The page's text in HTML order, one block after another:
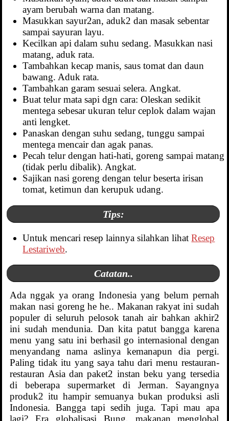
ayam berubah warna dan matang.
Masukkan sayur2an, aduk2 dan masak sebentar
sampai sayuran layu.
Kecilkan api dalam suhu sedang. Masukkan nasi
matang, aduk rata.
Tambahkan kecap manis, saus tomat dan daun
bawang. Aduk rata.
Tambahkan garam sesuai selera. Angkat.
Buat telur mata sapi dgn cara: Oleskan sedikit
mentega sebesar ukuran telur ceplok dalam wajan
anti lengket.
Panaskan dengan suhu sedang, tunggu sampai
mentega mencair dan agak panas.
Pecah telur dengan hati-hati, goreng sampai matang
(tidak perlu dibalik). Angkat.
Sajikan nasi goreng dengan telur beserta irisan
tomat, ketimun dan kerupuk udang.
Tips:
Untuk mencari resep lainnya silahkan lihatResep
Lestariweb.
Catatan..
Ada nggak ya orang Indonesia yang belum pernah
makan nasi goreng he he.. Makanan rakyat ini sudah
populer di seluruh pelosok tanah air bahkan akhir2
ini sudah mendunia. Dan kita patut bangga karena
menu yang satu ini berhasil go internasional dengan
menyandang nama aslinya kemanapun dia pergi.
Paling tidak itu yang saya tahu dari menu restauran-
restauran Asia dan paket2 instan beku yang tersedia
di beberapa supermarket di Jerman. Sayangnya
produk2 itu hampir semuanya bukan produksi asli
Indonesia. Bangga tapi sedih juga. Tapi mau apa
lagi? Era globalisasi Bung, makanan menglobal